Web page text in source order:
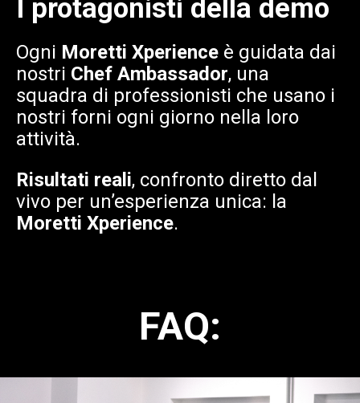
I protagonisti della demo
Ogni Moretti Xperience è guidata dai
nostri Chef Ambassador, una
squadra di professionisti che usano i
nostri forni ogni giorno nella loro
attività.
Risultati reali, confronto diretto dal
vivo per un’esperienza unica: la
Moretti Xperience.
FAQ: